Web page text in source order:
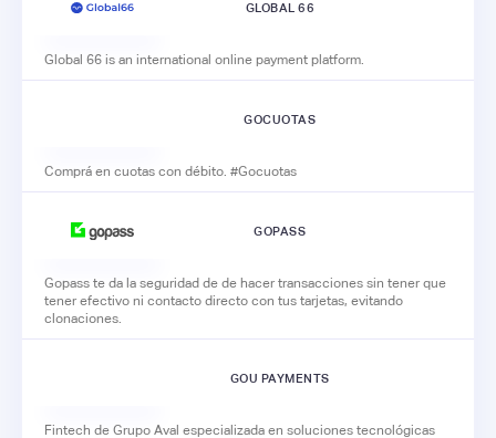
GLOBAL 66
Global 66 is an international online payment platform.
GOCUOTAS
Comprá en cuotas con débito. #Gocuotas
GOPASS
Gopass te da la seguridad de de hacer transacciones sin tener que
tener efectivo ni contacto directo con tus tarjetas, evitando
clonaciones.
GOU PAYMENTS
Fintech de Grupo Aval especializada en soluciones tecnológicas